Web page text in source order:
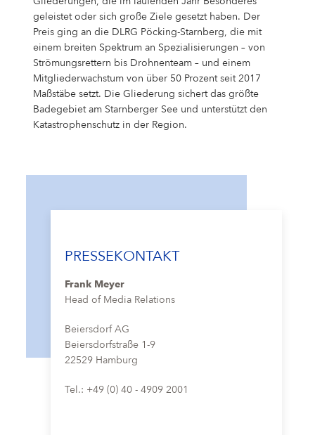
geleistet oder sich große Ziele gesetzt haben. Der
Preis ging an die DLRG Pöcking-Starnberg, die mit
einem breiten Spektrum an Spezialisierungen – von
Strömungsrettern bis Drohnenteam – und einem
Mitgliederwachstum von über 50 Prozent seit 2017
Maßstäbe setzt. Die Gliederung sichert das größte
Badegebiet am Starnberger See und unterstützt den
Katastrophenschutz in der Region.
PRESSEKONTAKT
Frank Meyer
Head of Media Relations
Beiersdorf AG
Beiersdorfstraße 1-9
22529 Hamburg
Tel.: +49 (0) 40 - 4909 2001